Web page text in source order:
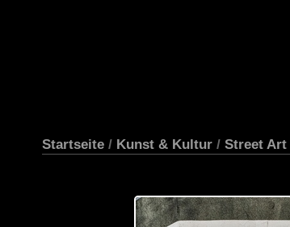
Startseite / Kunst & Kultur / Street Art